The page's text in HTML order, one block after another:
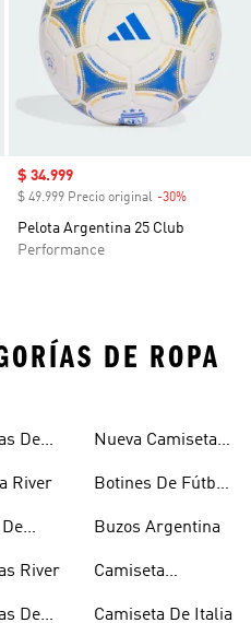
Precio de venta
$ 34.999
$ 49.999 Precio original -30%
Pelota Argentina 25 Club
Performance
DE ROPA
De
River
River
De
Nueva Camiseta
Botines De Fútbol
Buzos Argentina
Camiseta
Camiseta De Italia